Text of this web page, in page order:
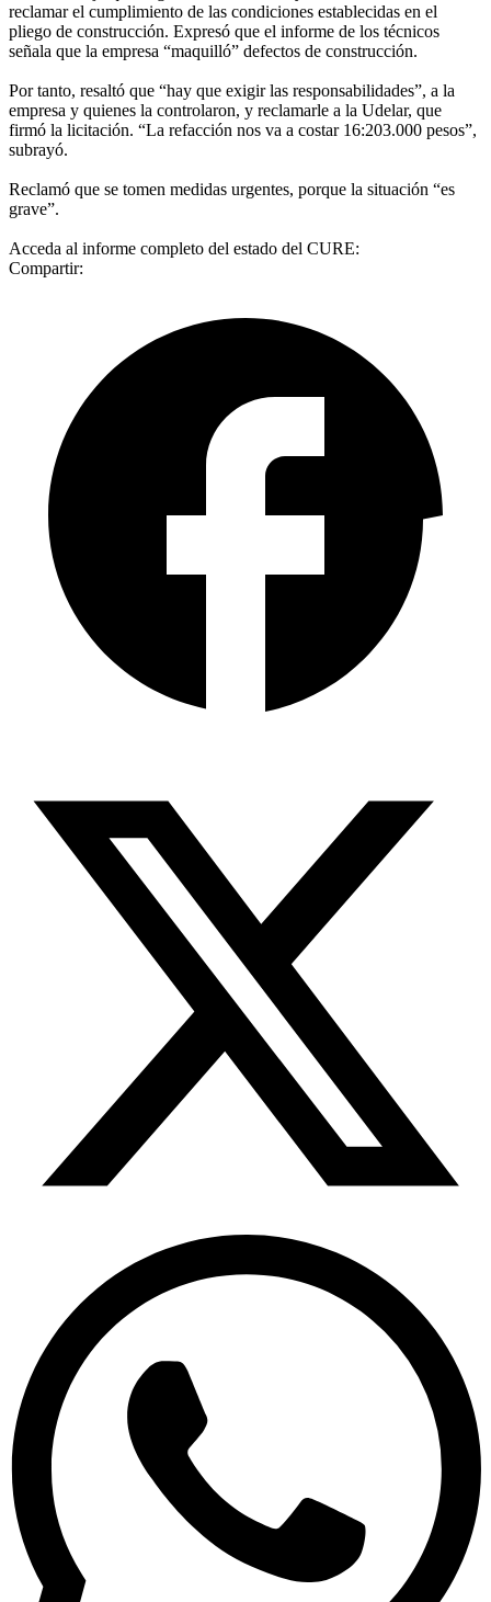
reclamar el cumplimiento de las condiciones establecidas en el
pliego de construcción. Expresó que el informe de los técnicos
señala que la empresa “maquilló” defectos de construcción.
Por tanto, resaltó que “hay que exigir las responsabilidades”, a la
empresa y quienes la controlaron, y reclamarle a la Udelar, que
firmó la licitación. “La refacción nos va a costar 16:203.000 pesos”,
subrayó.
Reclamó que se tomen medidas urgentes, porque la situación “es
grave”.
Acceda al informe completo del estado del CURE:
Compartir: